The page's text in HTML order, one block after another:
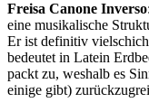
Freisa Canone Inverso:
eine musikalische
Er ist definitiv
bedeutet in Latein
packt zu, weshalb es
einige gibt)